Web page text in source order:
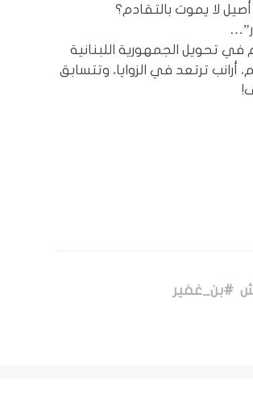
لا يموت بالتقادم؟
تحويل الجمهورية اللبنانية
أرانب ترتعد في الزوايا، وتتسابق
#بن_غفير